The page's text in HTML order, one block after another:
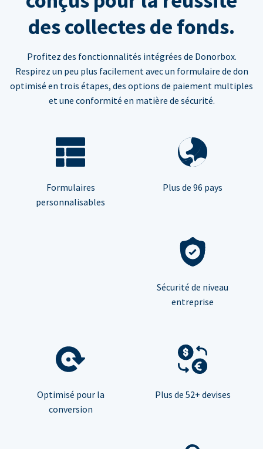
des collectes de fonds.
Profitez des fonctionnalités intégrées de Donorbox.
Respirez un peu plus facilement avec un formulaire de don
optimisé en trois étapes, des options de paiement multiples
et une conformité en matière de sécurité.
Formulaires
personnalisables
Plus de 96 pays
Sécurité de niveau
entreprise
Optimisé pour la
conversion
Plus de 52+ devises